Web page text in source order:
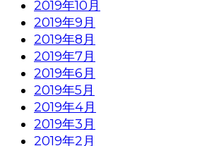
2019年10月
2019年9月
2019年8月
2019年7月
2019年6月
2019年5月
2019年4月
2019年3月
2019年2月